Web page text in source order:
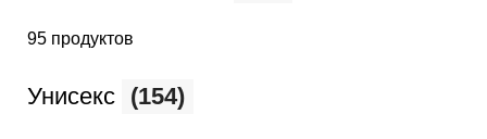
95 продуктов
Унисекс (154)